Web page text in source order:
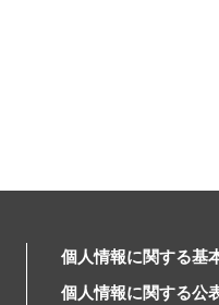
個人情報に関する基
個人情報に関する公